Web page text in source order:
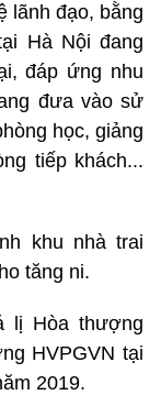
lãnh đạo, bằng
Hà Nội đang
đáp ứng nhu
đưa vào sử
học, giảng
tiếp khách...
khu nhà trai
tăng ni.
lị Hòa thượng
HVPGVN tại
2019.